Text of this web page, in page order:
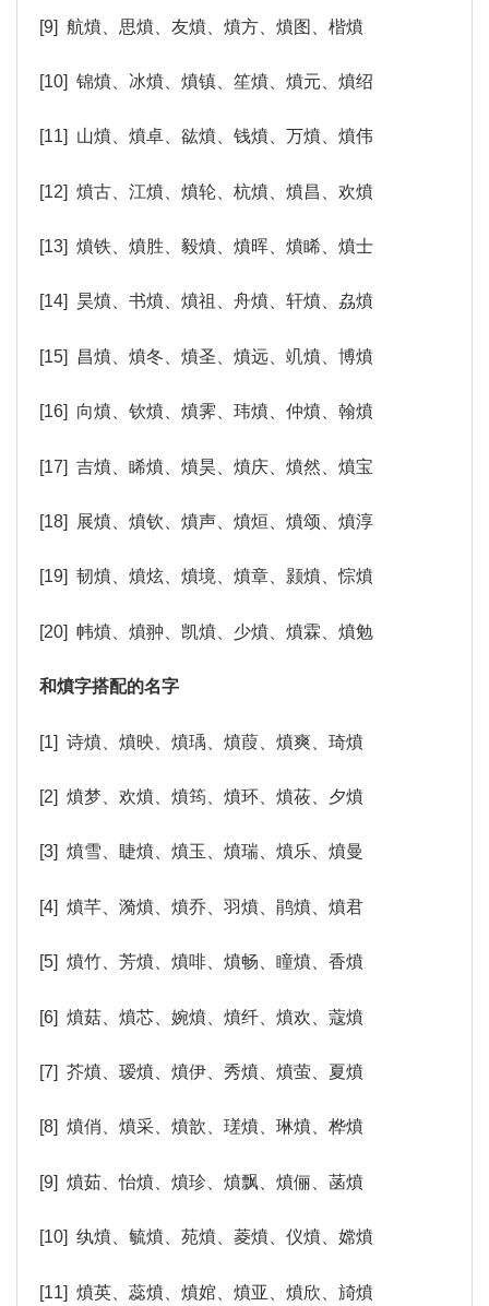
[9] 航燌、思燌、友燌、燌方、燌图、楷燌
[10] 锦燌、冰燌、燌镇、笙燌、燌元、燌绍
[11] 山燌、燌卓、谹燌、钱燌、万燌、燌伟
[12] 燌古、江燌、燌轮、杭燌、燌昌、欢燌
[13] 燌铁、燌胜、毅燌、燌晖、燌睎、燌士
[14] 昊燌、书燌、燌祖、舟燌、轩燌、劦燌
[15] 昌燌、燌冬、燌圣、燌远、竌燌、博燌
[16] 向燌、钦燌、燌霁、玮燌、仲燌、翰燌
[17] 吉燌、睎燌、燌昊、燌庆、燌然、燌宝
[18] 展燌、燌钦、燌声、燌烜、燌颂、燌淳
[19] 韧燌、燌炫、燌境、燌章、颢燌、悰燌
[20] 帏燌、燌翀、凯燌、少燌、燌霖、燌勉
和燌字搭配的名字
[1] 诗燌、燌映、燌瑀、燌葭、燌爽、琦燌
[2] 燌梦、欢燌、燌筠、燌环、燌莜、夕燌
[3] 燌雪、睫燌、燌玉、燌瑞、燌乐、燌曼
[4] 燌芊、漪燌、燌乔、羽燌、鹃燌、燌君
[5] 燌竹、芳燌、燌啡、燌畅、瞳燌、香燌
[6] 燌菇、燌芯、婉燌、燌纤、燌欢、蔻燌
[7] 芥燌、瑷燌、燌伊、秀燌、燌萤、夏燌
[8] 燌俏、燌采、燌歆、瑳燌、琳燌、桦燌
[9] 燌茹、怡燌、燌珍、燌飘、燌俪、菡燌
[10] 纨燌、毓燌、苑燌、菱燌、仪燌、嫦燌
[11] 燌英、蕊燌、燌婠、燌亚、燌欣、旑燌